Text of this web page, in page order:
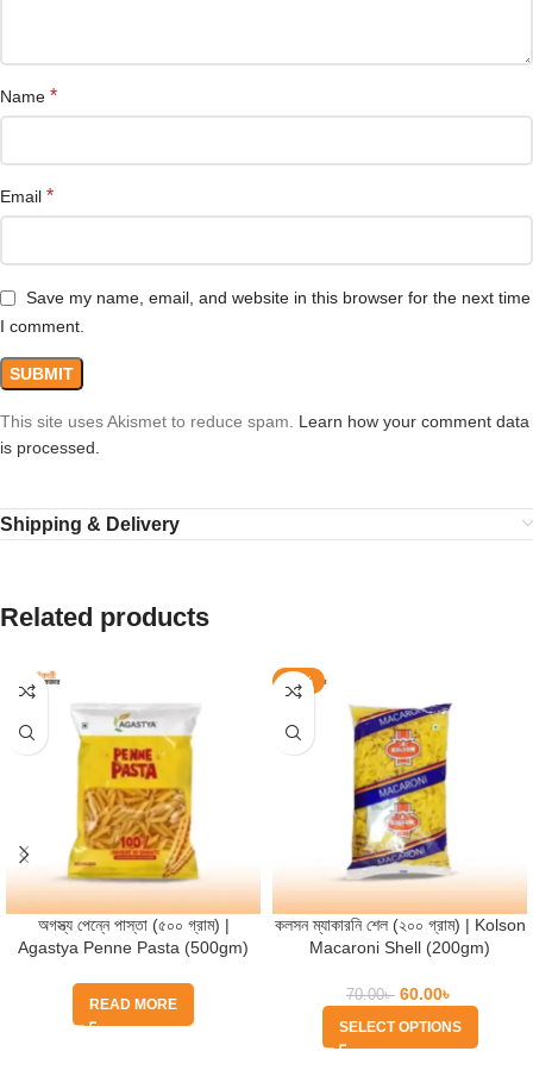
Name *
Email *
Save my name, email, and website in this browser for the next time
I comment.
This site uses Akismet to reduce spam. Learn how your comment data
is processed.
Shipping & Delivery
Related products
অগস্ত্য পেন্নে পাস্তা (৫০০ গ্রাম) |
Agastya Penne Pasta (500gm)
READ MORE
-14%
কলসন ম্যাকারনি শেল (২০০ গ্রাম) | Kolson
Macaroni Shell (200gm)
70.00৳ 60.00৳
SELECT OPTIONS